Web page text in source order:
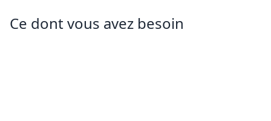
Ce dont vous avez besoin